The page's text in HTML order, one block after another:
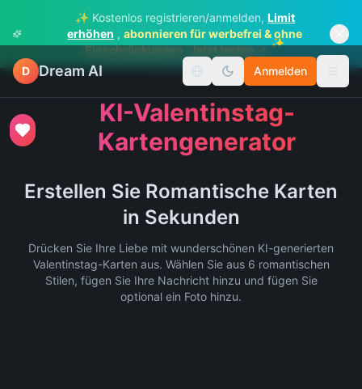
✨ Kostenlos registrieren/anmelden, Limit
erhöhen , abonnieren für werbefrei & ohne
Einschränkungen Jetzt testen →
✨
D Dream AI Sprache wechseln
Anmelden
KI-Valentinstag-
Kartengenerator
Erstellen Sie Romantische Karten
in Sekunden
Drücken Sie Ihre Liebe mit wunderschönen KI-generierten
Valentinstag-Karten aus. Wählen Sie aus 6 romantischen
Stilen, fügen Sie Ihre Nachricht hinzu und fügen Sie
optional ein Foto hinzu.